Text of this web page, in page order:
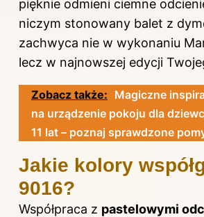
pięknie odmieni ciemne
niczym stonowany balet z
zachwyca nie w wykonaniu
lecz w najnowszej edycji
Zobacz także: Magiczne
na urządzenie pokoju dla
11 lat – poznaj sprawdzone
Jakie kolory
9016?
Współpraca z pastelowymi